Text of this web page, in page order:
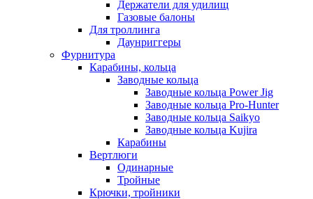
Держатели для удилищ
Газовые балоны
Для троллинга
Даунриггеры
Фурнитура
Карабины, кольца
Заводные кольца
Заводные кольца Power Jig
Заводные кольца Pro-Hunter
Заводные кольца Saikyo
Заводные кольца Kujira
Карабины
Вертлюги
Одинарные
Тройные
Крючки, тройники